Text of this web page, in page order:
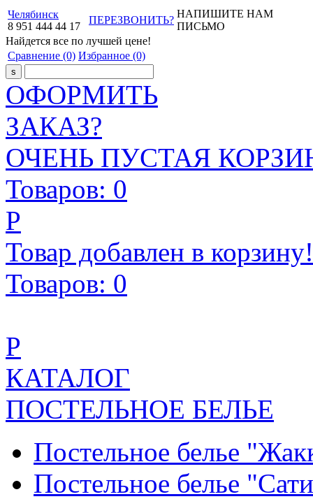
Челябинск
8 951 444 44 17
ПЕРЕЗВОНИТЬ?
НАПИШИТЕ НАМ
ПИСЬМО
Найдется все по лучшей цене!
Сравнение (0) Избранное (0)
ОФОРМИТЬ
ЗАКАЗ?
ОЧЕНЬ ПУСТАЯ
Товаров: 0
Р
Товар добавлен в корзину!
Товаров: 0
Р
КАТАЛОГ
ПОСТЕЛЬНОЕ БЕЛЬЕ
Постельное белье
Постельное белье